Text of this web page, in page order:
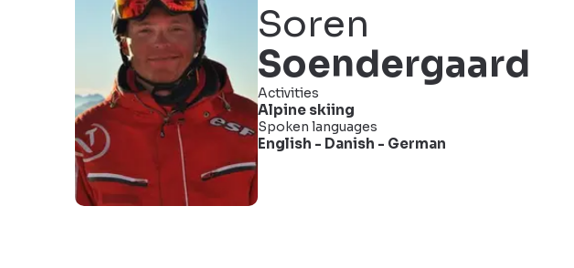
Soren
Soendergaard
Activities
Alpine skiing
Spoken languages
English - Danish - German